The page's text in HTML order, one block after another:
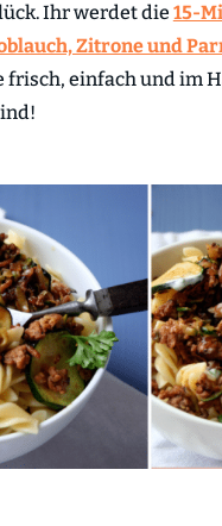
Ihr werdet die 15-
Zitrone und
frisch, einfach und im